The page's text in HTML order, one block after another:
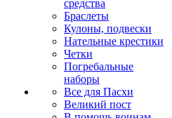
средства
Браслеты
Кулоны, подвески
Нательные крестики
Четки
Погребальные
наборы
Все для Пасхи
Великий пост